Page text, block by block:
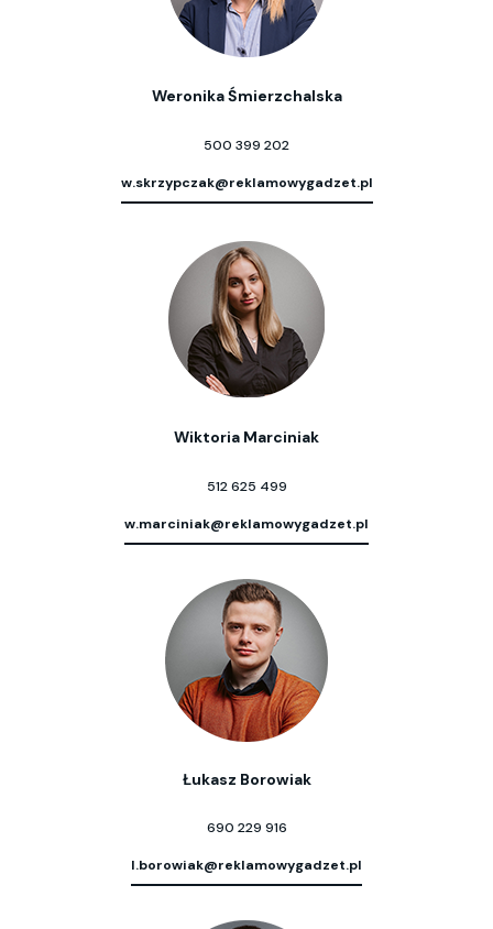
Weronika Śmierzchalska
500 399 202
w.skrzypczak@reklamowygadzet.pl
Wiktoria Marciniak
512 625 499
w.marciniak@reklamowygadzet.pl
Łukasz Borowiak
690 229 916
l.borowiak@reklamowygadzet.pl